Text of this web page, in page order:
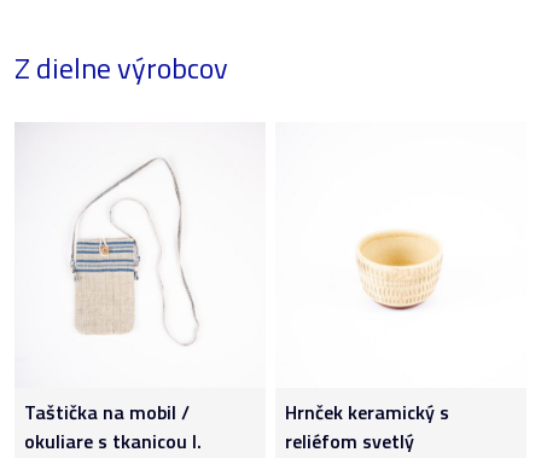
Z dielne výrobcov
Taštička na mobil /
okuliare s tkanicou I.
Hrnček keramický s
reliéfom svetlý